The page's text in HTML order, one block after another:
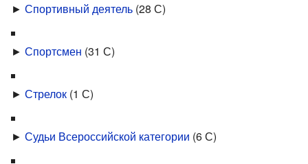
► Спортивный деятель (28 С)
► Спортсмен (31 С)
► Стрелок (1 С)
► Судьи Всероссийской категории (6 С)